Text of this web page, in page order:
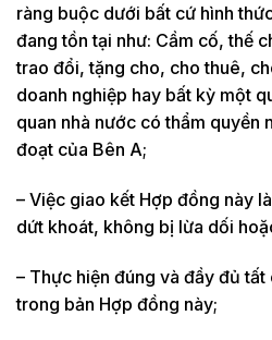
ràng buộc d­ưới bất cứ hình
đang tồn tại như: Cầm cố, thế
trao đổi, tặng cho, cho thuê,
doanh nghiệp hay bất kỳ một
quan nhà n­ước có thẩm quyền
đoạt của Bên A;
– Việc giao kết Hợp đồng này
dứt khoát, không bị lừa dối
– Thực hiện đúng và đầy đủ
trong bản Hợp đồng này;